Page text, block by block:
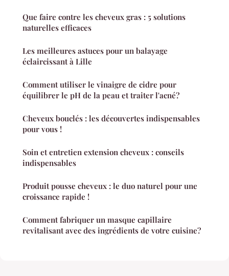
Que faire contre les cheveux gras : 5 solutions
naturelles efficaces
Les meilleures astuces pour un balayage
éclaircissant à Lille
Comment utiliser le vinaigre de cidre pour
équilibrer le pH de la peau et traiter l'acné?
Cheveux bouclés : les découvertes indispensables
pour vous !
Soin et entretien extension cheveux : conseils
indispensables
Produit pousse cheveux : le duo naturel pour une
croissance rapide !
Comment fabriquer un masque capillaire
revitalisant avec des ingrédients de votre cuisine?